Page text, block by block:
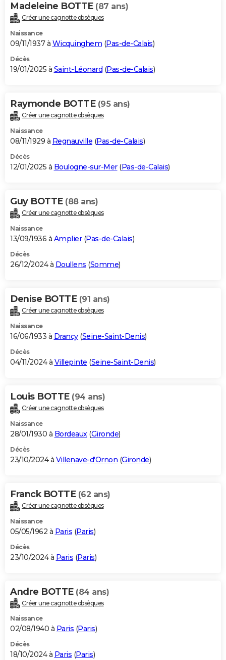
Madeleine BOTTE (87 ans)
Créer une cagnotte obsèques
Naissance
09/11/1937 à Wicquinghem (Pas-de-Calais)
Décès
19/01/2025 à Saint-Léonard (Pas-de-Calais)
Raymonde BOTTE (95 ans)
Créer une cagnotte obsèques
Naissance
08/11/1929 à Regnauville (Pas-de-Calais)
Décès
12/01/2025 à Boulogne-sur-Mer(Pas-de-Calais)
Guy BOTTE (88 ans)
Créer une cagnotte obsèques
Naissance
13/09/1936 à Amplier(Pas-de-Calais)
Décès
26/12/2024 à Doullens (Somme)
Denise BOTTE (91 ans)
Créer une cagnotte obsèques
Naissance
16/06/1933 à Drancy(Seine-Saint-Denis)
Décès
04/11/2024 à Villepinte (Seine-Saint-Denis)
Louis BOTTE (94 ans)
Créer une cagnotte obsèques
Naissance
28/01/1930 à Bordeaux(Gironde)
Décès
23/10/2024 à Villenave-d'Ornon (Gironde)
Franck BOTTE (62 ans)
Créer une cagnotte obsèques
Naissance
05/05/1962 à Paris (Paris)
Décès
23/10/2024 à Paris (Paris)
Andre BOTTE (84 ans)
Créer une cagnotte obsèques
Naissance
02/08/1940 à Paris (Paris)
Décès
18/10/2024 à Paris (Paris)